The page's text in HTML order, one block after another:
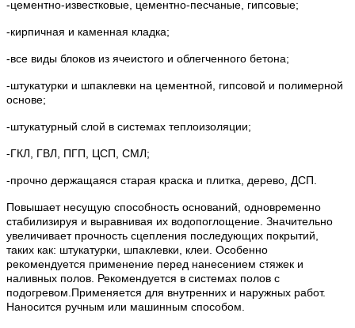
-цементно-известковые, цементно-песчаные, гипсовые;
-кирпичная и каменная кладка;
-все виды блоков из ячеистого и облегченного бетона;
-штукатурки и шпаклевки на цементной, гипсовой и полимерной
основе;
-штукатурный слой в системах теплоизоляции;
-ГКЛ, ГВЛ, ПГП, ЦСП, СМЛ;
-прочно держащаяся старая краска и плитка, дерево, ДСП.
Повышает несущую способность оснований, одновременно
стабилизируя и выравнивая их водопоглощение. Значительно
увеличивает прочность сцепления последующих покрытий,
таких как: штукатурки, шпаклевки, клеи. Особенно
рекомендуется применение перед нанесением стяжек и
наливных полов. Рекомендуется в системах полов с
подогревом.Применяется для внутренних и наружных работ.
Наносится ручным или машинным способом.